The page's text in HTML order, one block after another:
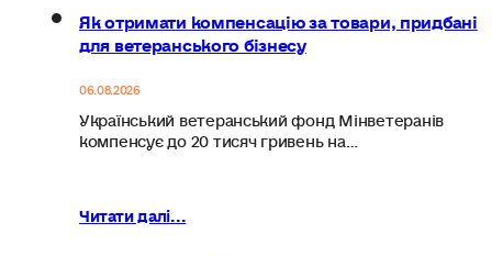
Як отримати компенсацію за товари, придбані
для ветеранського бізнесу
06.08.2026
Український ветеранський фонд Мінветеранів
компенсує до 20 тисяч гривень на…
Читати далі...